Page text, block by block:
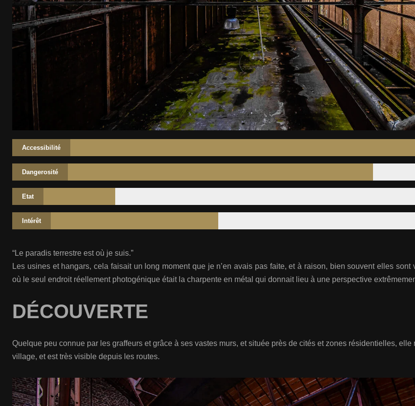
Accessibilité
Dangerosité
Etat
Intérêt
“Le paradis terrestre est où je suis.”
Les usines et hangars, cela faisait un long moment que je n’en avais pas faite, et à raison, bien souvent elles
où le seul endroit réellement photogénique était la charpente en métal qui donnait lieu à une perspective
DÉCOUVERTE
Quelque peu connue par les graffeurs et grâce à ses vastes murs, et située près de cités et zones résidentielles,
village, et est très visible depuis les routes.